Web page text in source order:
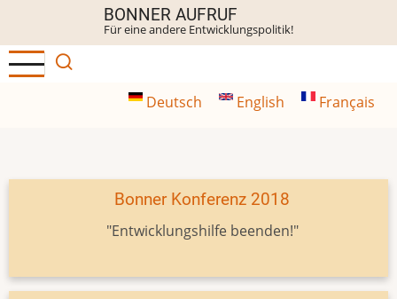
Inhalt
BONNER AUFRUF
Für eine andere Entwicklungspolitik!
Deutsch English Français
Bonner Konferenz 2018
"Entwicklungshilfe beenden!"